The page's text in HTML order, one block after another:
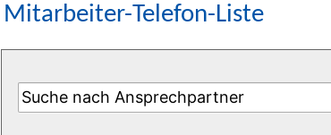
Mitarbeiter-Telefon-Liste